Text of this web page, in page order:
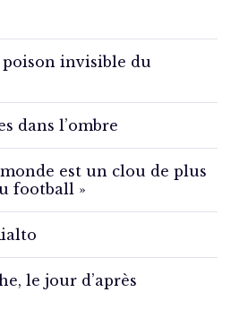
invisible du
dans l’ombre
est un clou de plus
football »
le jour d’après